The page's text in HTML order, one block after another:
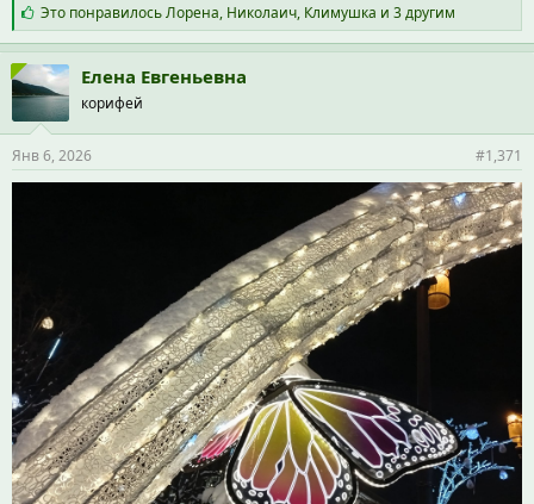
С
и
м
п
а
т
и
:
Это понравилосьЛорена, Николаич, Климушка и 3 другим
Елена Евгеньевна
корифей
Янв 6, 2026 #1,371